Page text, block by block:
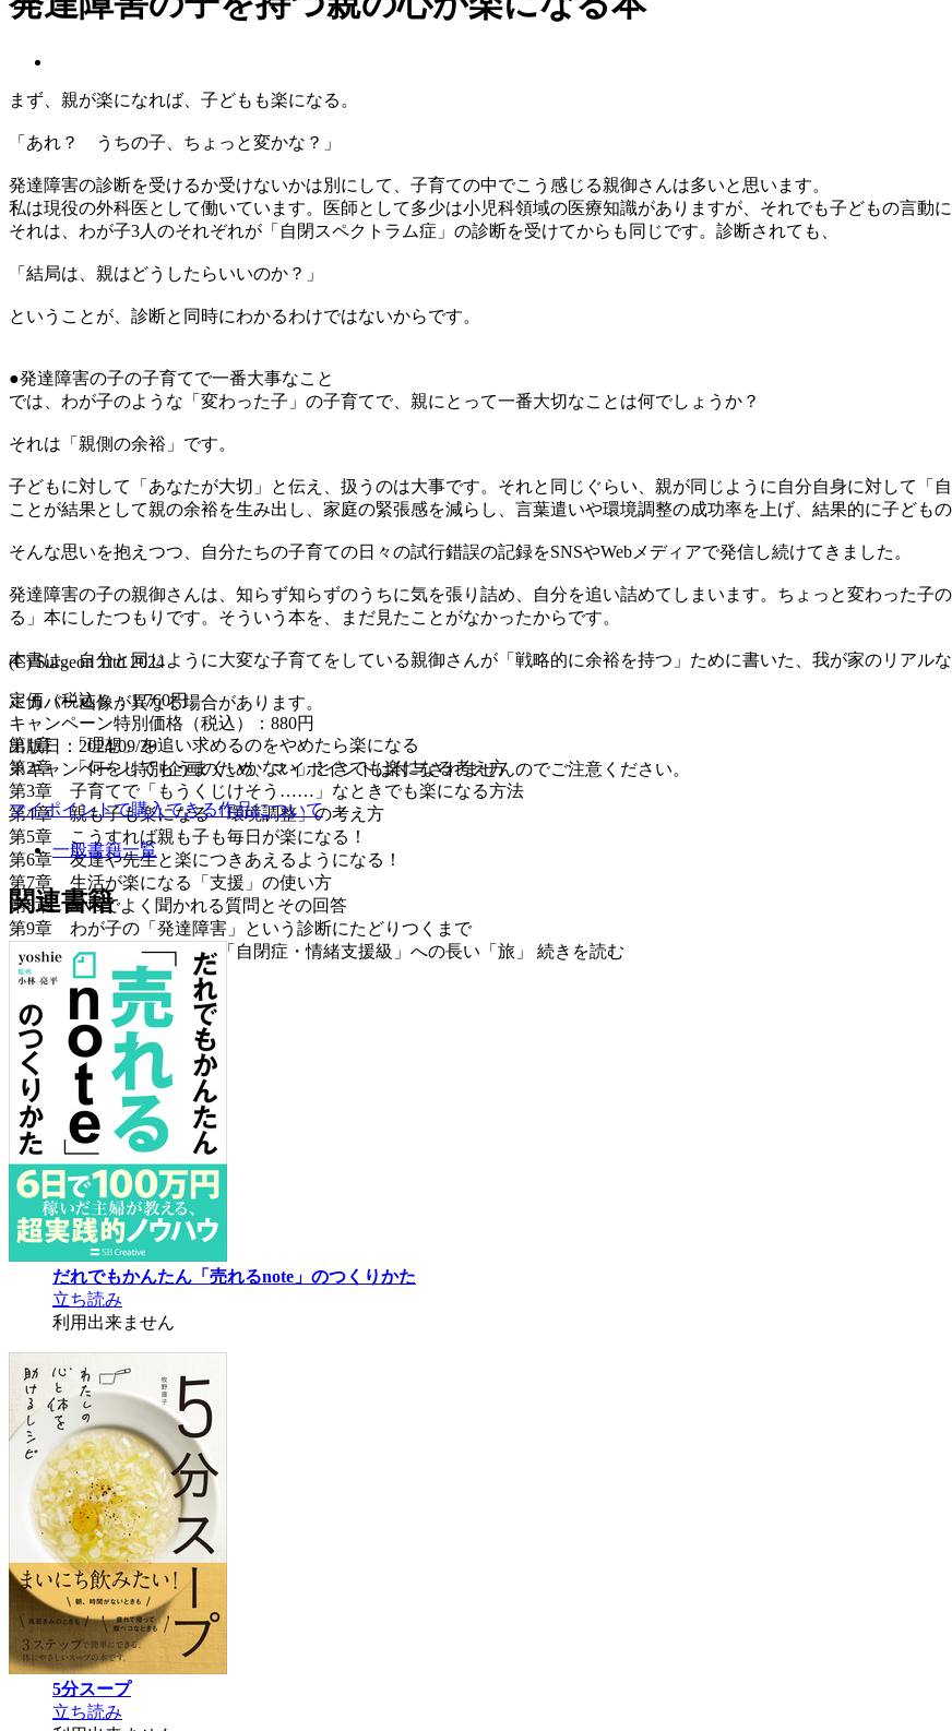
まず、親が楽になれば、子どもも楽になる。
「あれ？ うちの子、ちょっと変かな？」
発達障害の診断を受けるか受けないかは別にして、子育ての中でこう感じる親御さんは多いと思います。
私は現役の外科医として働いています。医師として多少は小児科領域の医療知識がありますが、それでも子どもの言動
それは、わが子3人のそれぞれが「自閉スペクトラム症」の診断を受けてからも同じです。診断されても、
「結局は、親はどうしたらいいのか？」
ということが、診断と同時にわかるわけではないからです。
●発達障害の子の子育てで一番大事なこと
では、わが子のような「変わった子」の子育てで、親にとって一番大切なことは何でしょうか？
それは「親側の余裕」です。
子どもに対して「あなたが大切」と伝え、扱うのは大事です。それと同じぐらい、親が同じように自分自身に対して「
ことが結果として親の余裕を生み出し、家庭の緊張感を減らし、言葉遣いや環境調整の成功率を上げ、結果的に子ども
そんな思いを抱えつつ、自分たちの子育ての日々の試行錯誤の記録をSNSやWebメディアで発信し続けてきました。
発達障害の子の親御さんは、知らず知らずのうちに気を張り詰め、自分を追い詰めてしまいます。ちょっと変わった子
る」本にしたつもりです。そういう本を、まだ見たことがなかったからです。
本書は、自分と同じように大変な子育てをしている親御さんが「戦略的に余裕を持つ」ために書いた、我が家のリアルな
※カバー画像が異なる場合があります。
第1章 「理想」を追い求めるのをやめたら楽になる
第2章 「何をしてもうまくいかない」ときでも楽になる考え方
第3章 子育てで「もうくじけそう……」なときでも楽になる方法
第4章 親も子も楽になる「環境調整」の考え方
第5章 こうすれば親も子も毎日が楽になる！
第6章 友達や先生と楽につきあえるようになる！
第7章 生活が楽になる「支援」の使い方
第8章 SNSでよく聞かれる質問とその回答
第9章 わが子の「発達障害」という診断にたどりつくまで
第10章 「通常学級」から「自閉症・情緒支援級」への長い「旅」 続きを読む
(C) Surgeon Titti 2024
定価（税込）：1,760円
キャンペーン特別価格（税込）：880円
出版日：2024/09/29
※キャンペーン特別企画のため、マイポイントは付与されませんのでご注意ください。
マイポイントで購入できる作品について
一般書籍一覧
関連書籍
だれでもかんたん「売れるnote」のつくりかた
立ち読み
利用出来ません
5分スープ
立ち読み